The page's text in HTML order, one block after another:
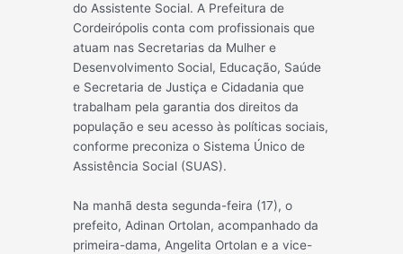
do Assistente Social. A Prefeitura de
Cordeirópolis conta com profissionais que
atuam nas Secretarias da Mulher e
Desenvolvimento Social, Educação, Saúde
e Secretaria de Justiça e Cidadania que
trabalham pela garantia dos direitos da
população e seu acesso às políticas sociais,
conforme preconiza o Sistema Único de
Assistência Social (SUAS).
Na manhã desta segunda-feira (17), o
prefeito, Adinan Ortolan, acompanhado da
primeira-dama, Angelita Ortolan e a vice-